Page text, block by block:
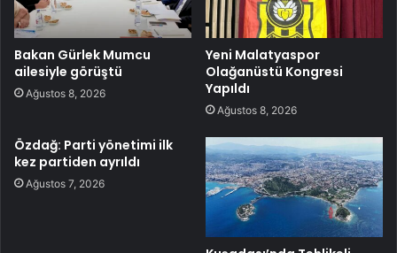
Bakan Gürlek Mumcu
ailesiyle görüştü
Ağustos 8, 2026
Yeni Malatyaspor
Olağanüstü Kongresi
Yapıldı
Ağustos 8, 2026
Özdağ: Parti yönetimi ilk
kez partiden ayrıldı
Ağustos 7, 2026